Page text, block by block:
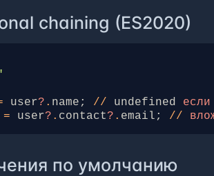
chaining (ES2020)
user? . name ; // undefined если
= user? . contact? . email ; //
по умолчанию